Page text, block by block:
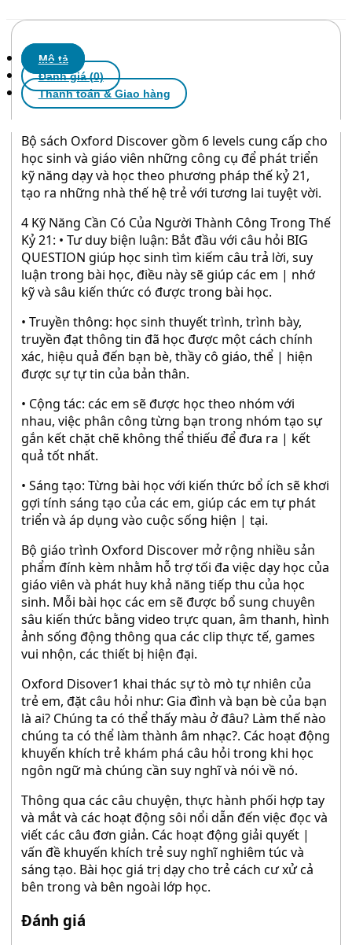
Mô tả
Đánh giá (0)
Thanh toán & Giao hàng
Bộ sách Oxford Discover gồm 6 levels cung cấp cho
học sinh và giáo viên những công cụ để phát triển
kỹ năng dạy và học theo phương pháp thế kỷ 21,
tạo ra những nhà thế hệ trẻ với tương lai tuyệt vời.
4 Kỹ Năng Cần Có Của Người Thành Công Trong Thế
Kỷ 21: • Tư duy biện luận: Bắt đầu với câu hỏi BIG
QUESTION giúp học sinh tìm kiếm câu trả lời, suy
luận trong bài học, điều này sẽ giúp các em | nhớ
kỹ và sâu kiến thức có được trong bài học.
• Truyền thông: học sinh thuyết trình, trình bày,
truyền đạt thông tin đã học được một cách chính
xác, hiệu quả đến bạn bè, thầy cô giáo, thể | hiện
được sự tự tin của bản thân.
• Cộng tác: các em sẽ được học theo nhóm với
nhau, việc phân công từng bạn trong nhóm tạo sự
gắn kết chặt chẽ không thể thiếu để đưa ra | kết
quả tốt nhất.
• Sáng tạo: Từng bài học với kiến thức bổ ích sẽ khơi
gợi tính sáng tạo của các em, giúp các em tự phát
triển và áp dụng vào cuộc sống hiện | tại.
Bộ giáo trình Oxford Discover mở rộng nhiều sản
phẩm đính kèm nhằm hỗ trợ tối đa việc dạy học của
giáo viên và phát huy khả năng tiếp thu của học
sinh. Mỗi bài học các em sẽ được bổ sung chuyên
sâu kiến thức bằng video trực quan, âm thanh, hình
ảnh sống động thông qua các clip thực tế, games
vui nhộn, các thiết bị hiện đại.
Oxford Disover1 khai thác sự tò mò tự nhiên của
trẻ em, đặt câu hỏi như: Gia đình và bạn bè của bạn
là ai? Chúng ta có thể thấy màu ở đâu? Làm thế nào
chúng ta có thể làm thành âm nhạc?. Các hoạt động
khuyến khích trẻ khám phá câu hỏi trong khi học
ngôn ngữ mà chúng cần suy nghĩ và nói về nó.
Thông qua các câu chuyện, thực hành phối hợp tay
và mắt và các hoạt động sôi nổi dẫn đến việc đọc và
viết các câu đơn giản. Các hoạt động giải quyết |
vấn đề khuyến khích trẻ suy nghĩ nghiêm túc và
sáng tạo. Bài học giá trị dạy cho trẻ cách cư xử cả
bên trong và bên ngoài lớp học.
Đánh giá